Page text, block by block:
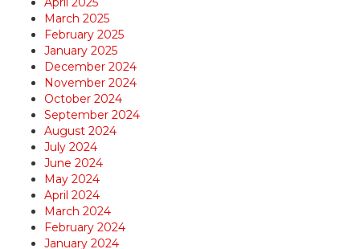
March 2025
February 2025
January 2025
December 2024
November 2024
October 2024
September 2024
August 2024
July 2024
June 2024
May 2024
April 2024
March 2024
February 2024
January 2024